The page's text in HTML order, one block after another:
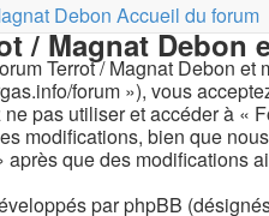
Debon Accueil du forum
/ Magnat
Terrot / Magnat Debon
forum »), vous
pas utiliser et accéder à «
modifications, bien que
après que des modifications
par phpBB